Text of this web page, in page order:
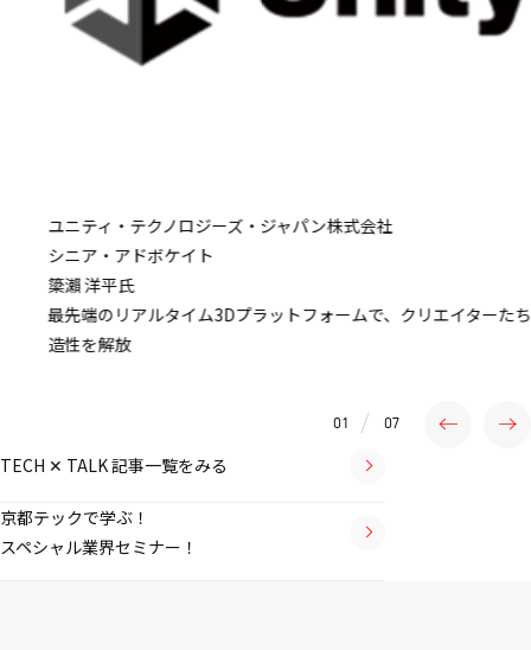
ユニティ・テクノロジーズ・ジャパン株式会社
シニア・アドボケイト
簗瀨 洋平氏
最先端のリアルタイム3Dプラットフォームで、クリエイターたちの創
造性を解放
02 07
TECH ✕ TALK 記事一覧をみる
京都テックで学ぶ！
スペシャル業界セミナー！